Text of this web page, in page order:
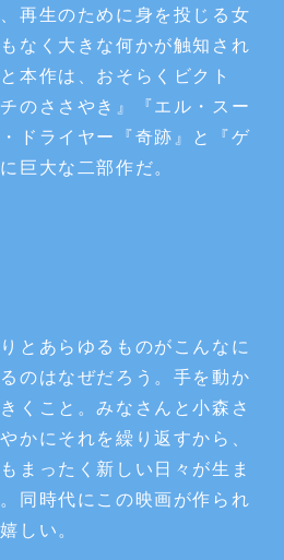
再生のために身を投じる女
なく大きな何かが触知され
本作は、おそらくビクト
のささやき』『エル・スー
ドライヤー『奇跡』と『ゲ
巨大な二部作だ。
とあらゆるものがこんなに
のはなぜだろう。手を動か
くこと。みなさんと小森さ
かにそれを繰り返すから、
まったく新しい日々が生ま
同時代にこの映画が作られ
しい。